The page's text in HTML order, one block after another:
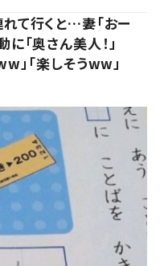
て行くと…妻「おー
「奥さん美人！」
」「楽しそうww」